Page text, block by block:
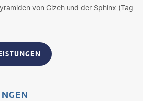
von Gizeh und der Sphinx (Tag